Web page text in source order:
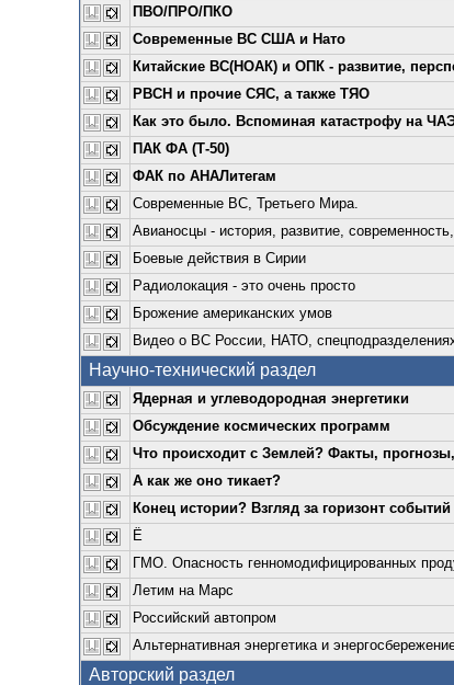
ПВО/ПРО/ПКО
Современные ВС США и Нато
Китайские ВС(НОАК) и ОПК - развитие,
РВСН и прочие СЯС, а также ТЯО
Как это было. Вспоминая катастрофу на
ПАК ФА (Т-50)
ФАК по АНАЛитегам
Современные ВС, Третьего Мира.
Авианосцы - история, развитие,
Боевые действия в Сирии
Радиолокация - это очень просто
Брожение американских умов
Видео о ВС России, НАТО,
Научно-технический раздел
Ядерная и углеводородная энергетики
Обсуждение космических программ
Что происходит с Землей? Факты,
А как же оно тикает?
Конец истории? Взгляд за горизонт
Ё
ГМО. Опасность генномодифицированных
Летим на Марс
Российский автопром
Альтернативная энергетика и
Авторский раздел